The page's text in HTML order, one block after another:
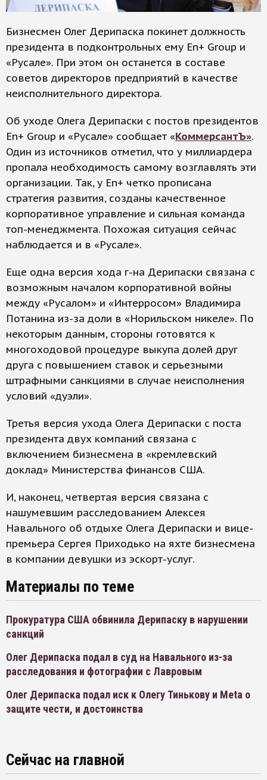
Бизнесмен Олег Дерипаска покинет должность
президента в подконтрольных ему En+ Group и
«Русале». При этом он останется в составе
советов директоров предприятий в качестве
неисполнительного директора.
Об уходе Олега Дерипаски с постов президентов
En+ Group и «Русале» сообщает «КоммерсантЪ».
Один из источников отметил, что у миллиардера
пропала необходимость самому возглавлять эти
организации. Так, у En+ четко прописана
стратегия развития, созданы качественное
корпоративное управление и сильная команда
топ-менеджмента. Похожая ситуация сейчас
наблюдается и в «Русале».
Еще одна версия хода г-на Дерипаски связана с
возможным началом корпоративной войны
между «Русалом» и «Интерросом» Владимира
Потанина из-за доли в «Норильском никеле». По
некоторым данным, стороны готовятся к
многоходовой процедуре выкупа долей друг
друга с повышением ставок и серьезными
штрафными санкциями в случае неисполнения
условий «дуэли».
Третья версия ухода Олега Дерипаски с поста
президента двух компаний связана с
включением бизнесмена в «кремлевский
доклад» Министерства финансов США.
И, наконец, четвертая версия связана с
нашумевшим расследованием Алексея
Навального об отдыхе Олега Дерипаски и вице-
премьера Сергея Приходько на яхте бизнесмена
в компании девушки из эскорт-услуг.
Материалы по теме
Прокуратура США обвинила Дерипаску в нарушении
санкций
Олег Дерипаска подал в суд на Навального из-за
расследования и фотографии с Лавровым
Олег Дерипаска подал иск к Олегу Тинькову и Meta о
защите чести, и достоинства
Сейчас на главной